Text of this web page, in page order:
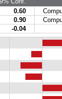
0.60
0.90
-0.04